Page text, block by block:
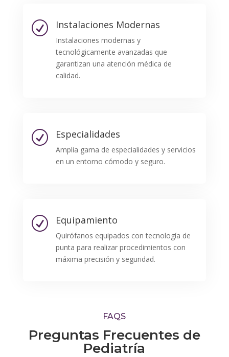
R Instalaciones Modernas
Instalaciones modernas y
tecnológicamente avanzadas que
garantizan una atención médica de
calidad.
R Especialidades
Amplia gama de especialidades y servicios
en un entorno cómodo y seguro.
R Equipamiento
Quirófanos equipados con tecnología de
punta para realizar procedimientos con
máxima precisión y seguridad.
FAQS
Preguntas Frecuentes de
Pediatría